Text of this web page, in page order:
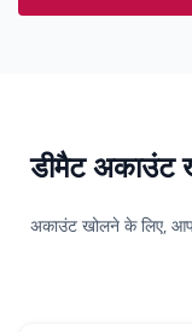
डीमैट अकाउंट
अकाउंट खोलने के लिए, आप